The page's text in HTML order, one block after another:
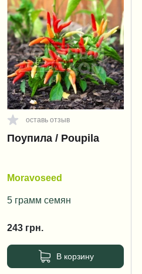
оставь отзыв
Поупила / Poupila
Moravoseed
5 грамм семян
243 грн.
В корзину